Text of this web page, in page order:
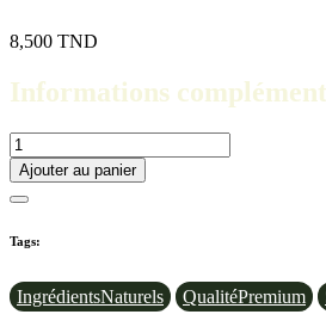
8,500 TND
Informations
quantité
de
Tomates
Séchées
200g
شريحة
طماطم
Ajouter au panier
Tags:
IngrédientsNaturels QualitéPremium